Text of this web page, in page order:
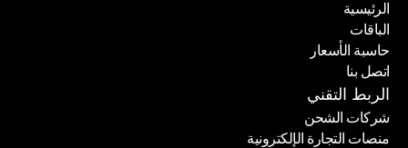
الرئيسية
الرئيسية
الباقات
الباقات
حاسبة الأسعار
حاسبة الأسعار
اتصل بنا
اتصل بنا
الربط التقني
شركات الشحن
شركات الشحن
منصات التجارة الإلكترونية